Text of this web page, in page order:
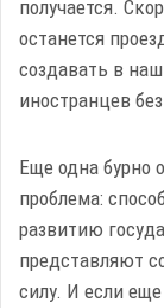
получается.
останется
создавать в
иностранцев
Еще одна бурно
проблема:
развитию
представляют
силу. И если